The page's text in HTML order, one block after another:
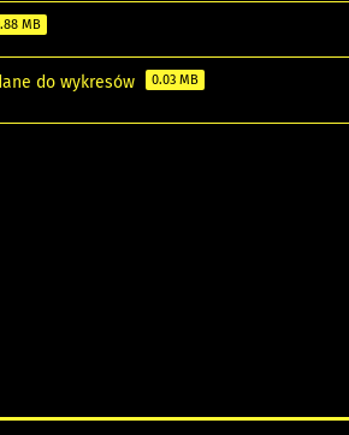
MB
do wykresów 0.03 MB